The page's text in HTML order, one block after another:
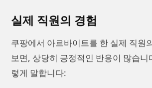
실제 직원의 경험
쿠팡에서 아르바이트를 한 실제 직원
보면, 상당히 긍정적인 반응이 많습니
렇게 말합니다: